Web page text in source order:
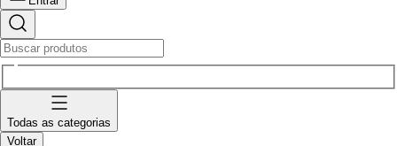
Todas as categorias
Voltar